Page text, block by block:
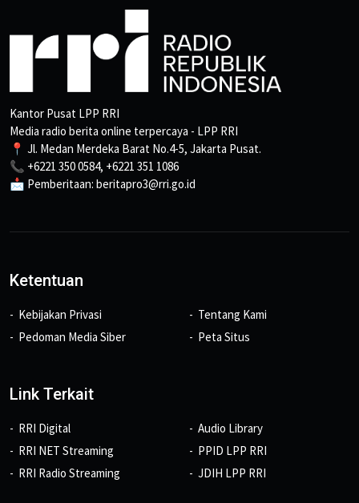
Kantor Pusat LPP RRI
Media radio berita online terpercaya - LPP RRI
📍 Jl. Medan Merdeka Barat No.4-5, Jakarta Pusat.
📞 +6221 350 0584, +6221 351 1086
📩 Pemberitaan: beritapro3@rri.go.id
Ketentuan
Kebijakan Privasi
Pedoman Media Siber
Tentang Kami
Peta Situs
Link Terkait
RRI Digital
RRI NET Streaming
RRI Radio Streaming
Audio Library
PPID LPP RRI
JDIH LPP RRI